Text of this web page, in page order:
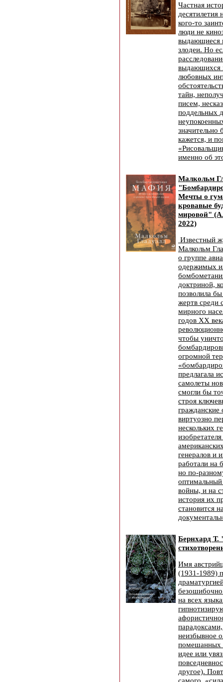
Частная
десятилетия
кого-то
люди не
выдающиеся
злодеи. Но
выдающихся
любовных
тайн,
писем,
поддельных
кажется, и
именно об
Малкольм
Мечты о
кровавые
мировой"
2022)
Известный
Малкольм
о группе
одержимых
доктриной,
позволила
жертв среди
мирного
годов XX
чтобы
огромной
предлагала
самолеты
смогли бы
строя
гражданские
виртуозно
нескольких
генералов и
работали на
но по-
оптимальный
войны, и на
история их
становится
Бернхард
Имя
(1931-1989)
безошибочно
на всех
неизбывное
помешанных
идее или
другое).
самого,